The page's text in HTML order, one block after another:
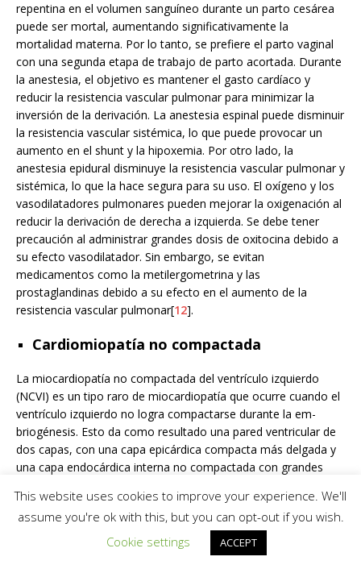
repentina en el volumen sanguíneo durante un parto cesárea
puede ser mortal, aumentando significativamente la
mortalidad materna. Por lo tanto, se prefiere el parto vaginal
con una segunda etapa de trabajo de parto acortada. Durante
la anestesia, el objetivo es mantener el gasto cardíaco y
reducir la resistencia vascular pulmonar para minimizar la
inversión de la derivación. La anestesia espinal puede disminuir
la resistencia vascular sistémica, lo que puede provocar un
aumento en el shunt y la hipoxemia. Por otro lado, la
anestesia epidural disminuye la resistencia vascular pulmonar y
sistémica, lo que la hace segura para su uso. El oxígeno y los
vasodilatadores pulmonares pueden mejorar la oxigenación al
reducir la derivación de derecha a izquierda. Se debe tener
precaución al administrar grandes dosis de oxitocina debido a
su efecto vasodilatador. Sin embargo, se evitan
medicamentos como la metilergometrina y las
prostaglandinas debido a su efecto en el aumento de la
resistencia vascular pulmonar[12].
Cardiomiopatía no compactada
La miocardiopatía no compactada del ventrículo izquierdo
(NCVI) es un tipo raro de miocardiopatía que ocurre cuando el
ventrículo izquierdo no logra compactarse durante la em-
briogénesis. Esto da como resultado una pared ventricular de
dos capas, con una capa epicárdica compacta más delgada y
una capa endocárdica interna no compactada con grandes
clave en comparación con otras miocardiopatías es el mayor
riesgo de arritmias. Las arritmias se asocian con mal
pronóstico debido a insuficiencia ventricular, eventos
]. La atención anestésica
This website uses cookies to improve your experience. We'll
assume you're ok with this, but you can opt-out if you wish.
Cookie settings
ACCEPT